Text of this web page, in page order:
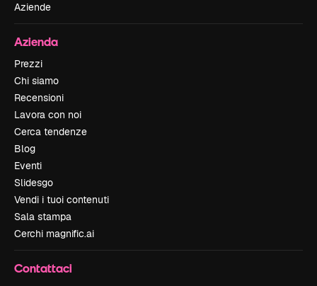
Aziende
Azienda
Prezzi
Chi siamo
Recensioni
Lavora con noi
Cerca tendenze
Blog
Eventi
Slidesgo
Vendi i tuoi contenuti
Sala stampa
Cerchi magnific.ai
Contattaci